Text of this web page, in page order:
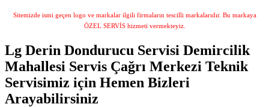
Sitemizde ismi geçen logo ve markalar ilgili firmaların tescilli markalarıdır. Bu markaya
ÖZEL SERVİS hizmeti vermekteyiz.
Lg Derin Dondurucu Servisi Demircilik
Mahallesi Servis Çağrı Merkezi Teknik
Servisimiz için Hemen Bizleri
Arayabilirsiniz